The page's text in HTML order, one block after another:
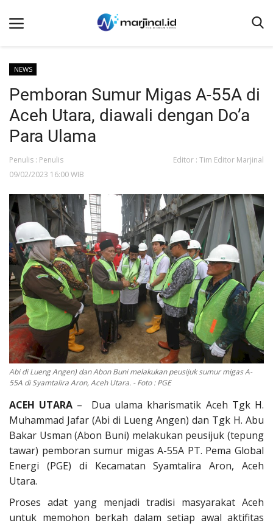
Beranda
NEWS
Redaksi
EDUKASI
LINTAS DESA
WISATA
LENSA
ADVETORIAL
OPINI
Kontak
GALERI
Ketentuan dan Layanan
Pedoman Media Siber
Privacy Policy
Alamat Kami
Tentang Kami
Login
NEWS
Pemboran Sumur Migas A-55A di
Aceh Utara, diawali dengan Do’a
Para Ulama
Penulis : Penulis
Editor : Tim Editor Marjinal
09/02/2023 16:00 WIB
Abi di Lueng Angen) dan Abon Buni melakukan peusijuk sumur migas A-
55A di Syamtalira Aron, Aceh Utara. - Foto : PGE
ACEH UTARA – Dua ulama kharismatik Aceh Tgk H.
Muhammad Jafar (Abi di Lueng Angen) dan Tgk H. Abu
Bakar Usman (Abon Buni) melakukan peusijuk (tepung
tawar) pemboran sumur migas A-55A PT. Pema Global
Energi (PGE) di Kecamatan Syamtalira Aron, Aceh
Utara.
Proses adat yang menjadi tradisi masyarakat Aceh
untuk memohon berkah dalam setiap awal aktifitas